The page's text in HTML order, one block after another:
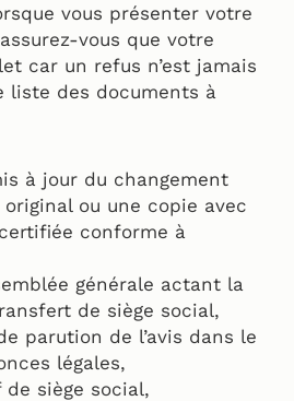
vous présenter votre
vous que votre
car un refus n’est jamais
liste des documents à
à jour du changement
original ou une copie avec
conforme à
générale actant la
de siège social,
parution de l’avis dans le
légales,
siège social,